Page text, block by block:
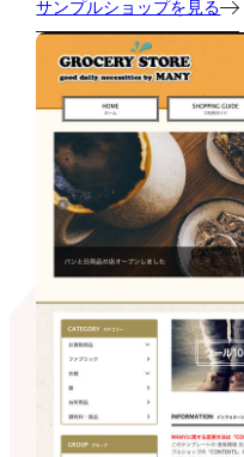
サンプルショップを見る